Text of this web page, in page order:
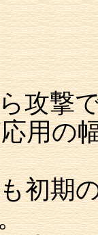
攻撃
用の
初期